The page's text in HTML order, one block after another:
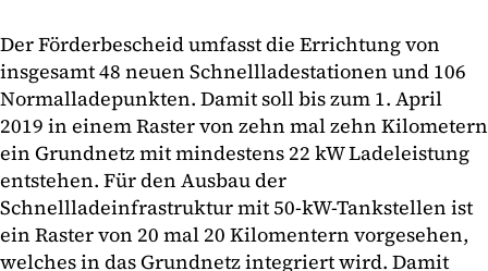
Der Förderbescheid umfasst die Errichtung von
insgesamt 48 neuen Schnellladestationen und 106
Normalladepunkten. Damit soll bis zum 1. April
2019 in einem Raster von zehn mal zehn Kilometern
ein Grundnetz mit mindestens 22 kW Ladeleistung
entstehen. Für den Ausbau der
Schnellladeinfrastruktur mit 50-kW-Tankstellen ist
ein Raster von 20 mal 20 Kilomentern vorgesehen,
welches in das Grundnetz integriert wird. Damit